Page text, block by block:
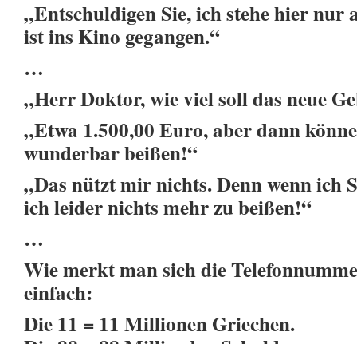
„Entschuldigen Sie, ich stehe hier nur
ist ins Kino gegangen.“
…
„Herr Doktor, wie viel soll das neue
„Etwa 1.500,00 Euro, aber dann
wunderbar beißen!“
„Das nützt mir nichts. Denn wenn ich
ich leider nichts mehr zu beißen!“
…
Wie merkt man sich die
einfach:
Die 11 = 11 Millionen Griechen.